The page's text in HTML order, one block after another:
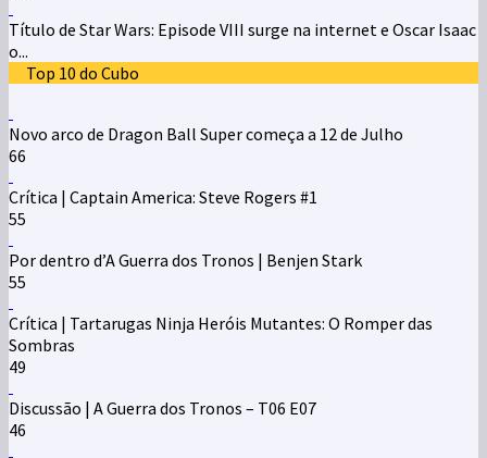
Título de Star Wars: Episode VIII surge na internet e Oscar Isaac
o...
Top 10 do Cubo
Novo arco de Dragon Ball Super começa a 12 de Julho
66
Crítica | Captain America: Steve Rogers #1
55
Por dentro d’A Guerra dos Tronos | Benjen Stark
55
Crítica | Tartarugas Ninja Heróis Mutantes: O Romper das
Sombras
49
Discussão | A Guerra dos Tronos – T06 E07
46